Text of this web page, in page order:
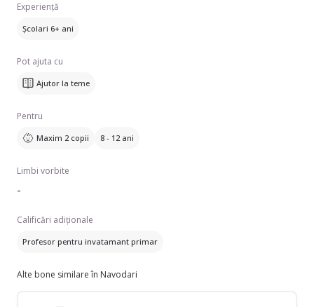
Experiență
Școlari 6+ ani
Pot ajuta cu
Ajutor la teme
Pentru
Maxim 2 copii 8 - 12 ani
Limbi vorbite
-
Calificări adiționale
Profesor pentru invatamant primar
Alte bone similare în Navodari